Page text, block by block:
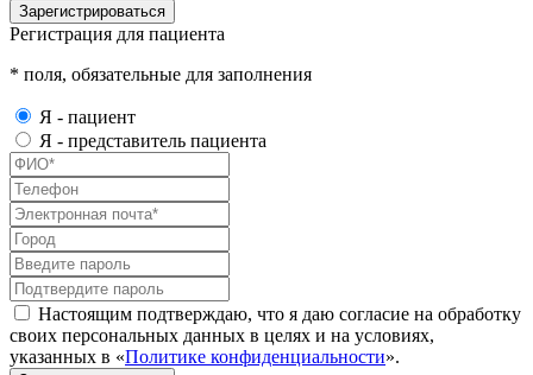
Зарегистрироваться
Регистрация для пациента
* поля, обязательные для заполнения
Я - пациент
Я - представитель пациента
Настоящим подтверждаю, что я даю согласие на обработку
своих персональных данных в целях и на условиях,
указанных в «Политике конфиденциальности».